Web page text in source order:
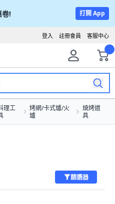
卷! 打開 App
客服中心
註冊會員
登入
理工
烤網/卡式爐/火
爐
燒烤道
具
篩選器